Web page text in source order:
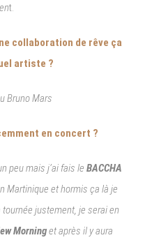
t.
collaboration de rêve ça
artiste ?
Bruno Mars
en concert ?
peu mais j’ai fais le BACCHA
Martinique et hormis ça là je
justement, je serai en
Morninget après il y aura